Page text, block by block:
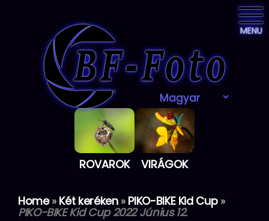
MENU
ROVAROK VIRÁGOK
Home» Két keréken» PIKO-BIKE Kid Cup»
PIKO-BIKE Kid Cup 2022 Június 12.